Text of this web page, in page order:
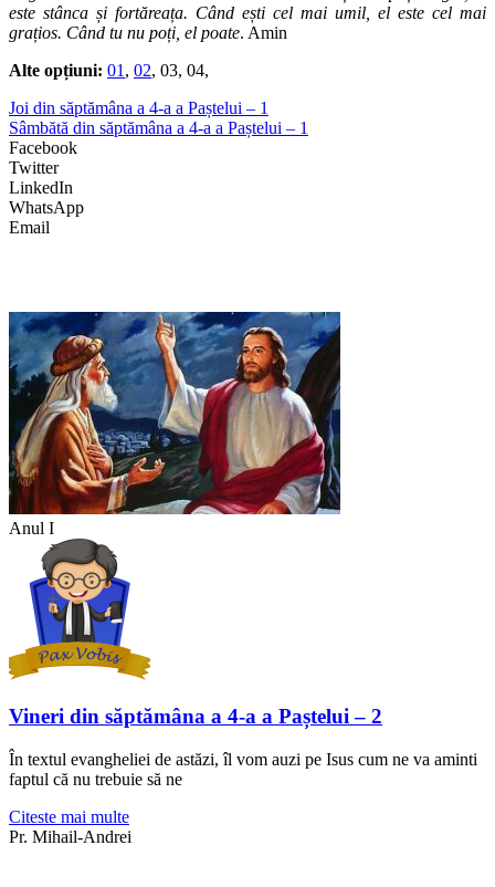
este stânca și fortăreața. Când ești cel mai umil, el este cel mai
grațios. Când tu nu poți, el poate. Amin
Alte opțiuni: 01 , 02, 03, 04,
Joi din săptămâna a 4-a a Paștelui – 1
Sâmbătă din săptămâna a 4-a a Paștelui – 1
Facebook
Twitter
LinkedIn
WhatsApp
Email
Anul I
Vineri din săptămâna a 4-a a Paștelui – 2
În textul evangheliei de astăzi, îl vom auzi pe Isus cum ne va aminti
faptul că nu trebuie să ne
Citeste mai multe
Pr. Mihail-Andrei